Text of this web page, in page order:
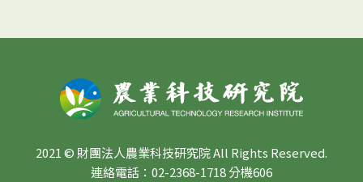
2021 © 財團法人農業科技研究院 All Rights Reserved.
連絡電話：02-2368-1718 分機606